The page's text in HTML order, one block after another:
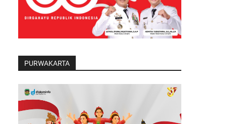
PURWAKARTA